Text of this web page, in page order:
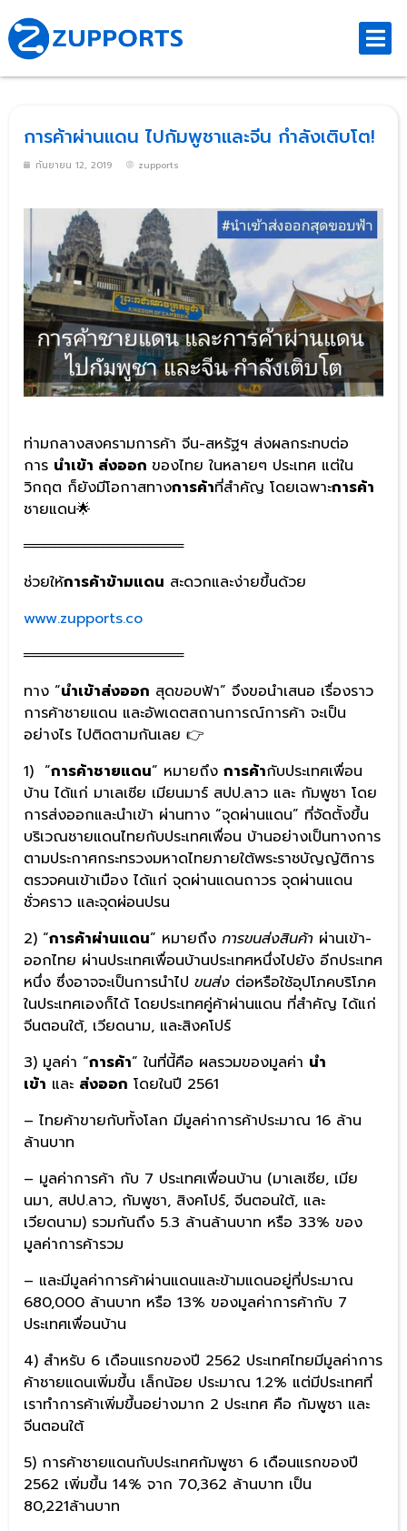
การค้าผ่านแดน ไปกัมพูชาและจีน กำลังเติบโต!
กันยายน 12, 2019 zupports
ท่ามกลางสงครามการค้า จีน-สหรัฐฯ ส่งผลกระทบต่อ
การ นำเข้า ส่งออก ของไทย ในหลายๆ ประเทศ แต่ใน
วิกฤต ก็ยังมีโอกาสทางการค้าที่สำคัญ โดยเฉพาะการค้า
ชายแดน🌟
════════════════
ช่วยให้การค้าข้ามแดน สะดวกและง่ายขึ้นด้วย
www.zupports.co
════════════════
ทาง “นำเข้าส่งออก สุดขอบฟ้า” จึงขอนำเสนอ เรื่องราว
การค้าชายแดน และอัพเดตสถานการณ์การค้า จะเป็น
อย่างไร ไปติดตามกันเลย 👉
1) “การค้าชายแดน” หมายถึง การค้ากับประเทศเพื่อน
บ้าน ได้แก่ มาเลเซีย เมียนมาร์ สปป.ลาว และ กัมพูชา โดย
การส่งออกและนำเข้า ผ่านทาง “จุดผ่านแดน” ที่จัดตั้งขึ้น
บริเวณชายแดนไทยกับประเทศเพื่อน บ้านอย่างเป็นทางการ
ตามประกาศกระทรวงมหาดไทยภายใต้พระราชบัญญัติการ
ตรวจคนเข้าเมือง ได้แก่ จุดผ่านแดนถาวร จุดผ่านแดน
ชั่วคราว และจุดผ่อนปรน
2) “การค้าผ่านแดน” หมายถึง การขนส่งสินค้า ผ่านเข้า-
ออกไทย ผ่านประเทศเพื่อนบ้านประเทศหนึ่งไปยัง อีกประเทศ
หนึ่ง ซึ่งอาจจะเป็นการนำไป ขนส่ง ต่อหรือใช้อุปโภคบริโภค
ในประเทศเองก็ได้ โดยประเทศคู่ค้าผ่านแดน ที่สำคัญ ได้แก่
จีนตอนใต้, เวียดนาม, และสิงคโปร์
3) มูลค่า “การค้า” ในที่นี้คือ ผลรวมของมูลค่า นำ
เข้า และ ส่งออก โดยในปี 2561
– ไทยค้าขายกับทั้งโลก มีมูลค่าการค้าประมาณ 16 ล้าน
ล้านบาท
– มูลค่าการค้า กับ 7 ประเทศเพื่อนบ้าน (มาเลเซีย, เมีย
นมา, สปป.ลาว, กัมพูชา, สิงคโปร์, จีนตอนใต้, และ
เวียดนาม) รวมกันถึง 5.3 ล้านล้านบาท หรือ 33% ของ
มูลค่าการค้ารวม
– และมีมูลค่าการค้าผ่านแดนและข้ามแดนอยู่ที่ประมาณ
680,000 ล้านบาท หรือ 13% ของมูลค่าการค้ากับ 7
ประเทศเพื่อนบ้าน
4) สำหรับ 6 เดือนแรกของปี 2562 ประเทศไทยมีมูลค่าการ
ค้าชายแดนเพิ่มขึ้น เล็กน้อย ประมาณ 1.2% แต่มีประเทศที่
เราทำการค้าเพิ่มขึ้นอย่างมาก 2 ประเทศ คือ กัมพูชา และ
จีนตอนใต้
5) การค้าชายแดนกับประเทศกัมพูชา 6 เดือนแรกของปี
2562 เพิ่มขึ้น 14% จาก 70,362 ล้านบาท เป็น
80,221ล้านบาท